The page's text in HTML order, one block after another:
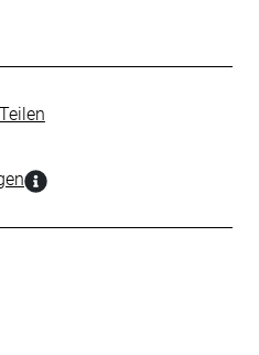
Teilen